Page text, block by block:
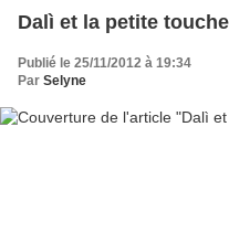
Dalì et la petite
Publié le 25/11/2012 à 19:34
Par Selyne